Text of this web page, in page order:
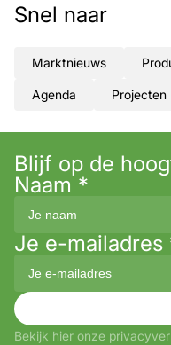
Snel naar
Marktnieuws
Agenda Projecten
Blijf op de
Naam *
Je e-mailadres
Bekijk hier onze